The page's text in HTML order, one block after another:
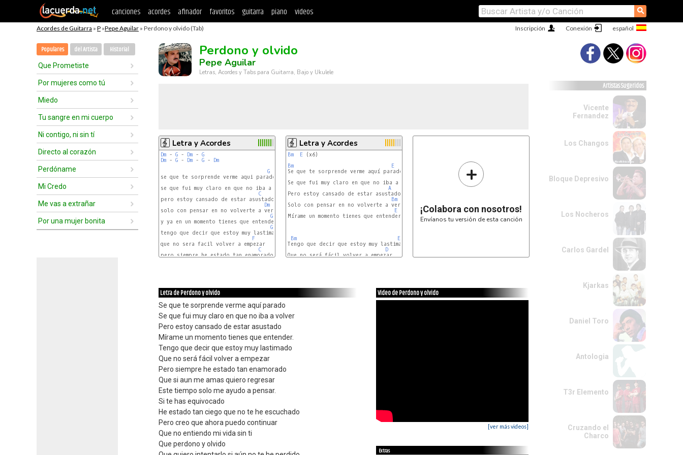
canciones acordes afinador favoritos guitarra piano videos ⚲
Acordes de Guitarra » P »Pepe Aguilar » Perdono y olvido (Tab) Conexión
Inscripción
Populares del Artista Historial
Que Prometiste
Por mujeres como tú
Miedo
Tu sangre en mi cuerpo
Ni contigo, ni sin tí
Directo al corazón
Perdóname
Mi Credo
Me vas a extrañar
Por una mujer bonita
Perdono y olvido
Pepe Aguilar
Letras, Acordes y Tabs para Guitarra, Bajo y Ukulele
Letra y Acordes
Dm - G - Dm - G
Dm - G - Dm - G - Dm
G
se que te sorprende verme aqui parado
se que fui muy claro en que no iba a volver
C
pero estoy cansado de estar asustado
Dm
solo con pensar en no volverte a ver
G
y ya en un momento tienes que entender
G
tengo que decir que estoy muy lastimado
F
que no sera facil volver a empezar
C
pero siempre he estado tan enamorado
Letra y Acordes
Bm E (x6)
Bm
E
Se que te sorprende verme aquí parado
Se que fui muy claro en que no iba a volver
A
Pero estoy cansado de estar asustado
Bm
Solo con pensar en no volverte a ver
E
Mírame un momento tienes que entender.
Bm
E
Tengo que decir que estoy muy lastimado
D
Que no será fácil volver a empezar
+
¡Colabora con nosotros!
Envíanos tu versión de esta canción
Letra de Perdono y olvido
Se que te sorprende verme aquí parado
Se que fui muy claro en que no iba a volver
Pero estoy cansado de estar asustado
Mírame un momento tienes que entender.
Tengo que decir que estoy muy lastimado
Que no será fácil volver a empezar
Pero siempre he estado tan enamorado
Que si aun me amas quiero regresar
Este tiempo solo me ayudo a pensar.
Si te has equivocado
He estado tan ciego que no te he escuchado
Pero creo que ahora puedo continuar
Que no entiendo mi vida sin ti
Que perdono y olvido
Video de Perdono y olvido
[ver más videos]
Extras
Artistas Sugeridos
Vicente
Fernandez
Los Changos
Bloque Depresivo
Los Nocheros
Carlos Gardel
Kjarkas
Daniel Toro
Antologia
T3r Elemento
Cruzando el
Charco